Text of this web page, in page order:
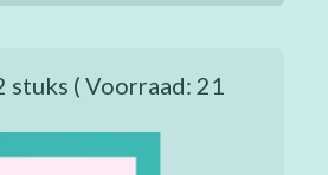
stuks ( Voorraad: 21
om het zwart